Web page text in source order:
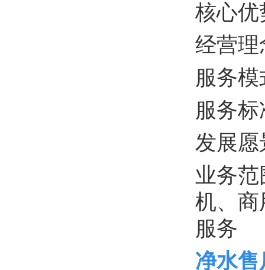
核心优
经营理
服务
服务
发展愿
业务
机、商
服务
净水